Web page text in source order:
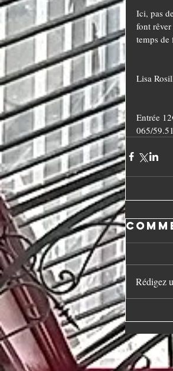
Ici, pas
font
temps de
Lisa
Entrée
065/
Rédigez